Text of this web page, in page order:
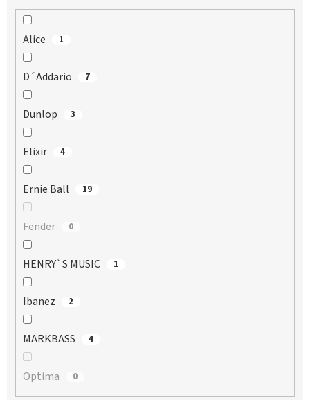
Alice 1
D´Addario 7
Dunlop 3
Elixir 4
Ernie Ball 19
Fender 0
HENRY`S MUSIC 1
Ibanez 2
MARKBASS 4
Optima 0